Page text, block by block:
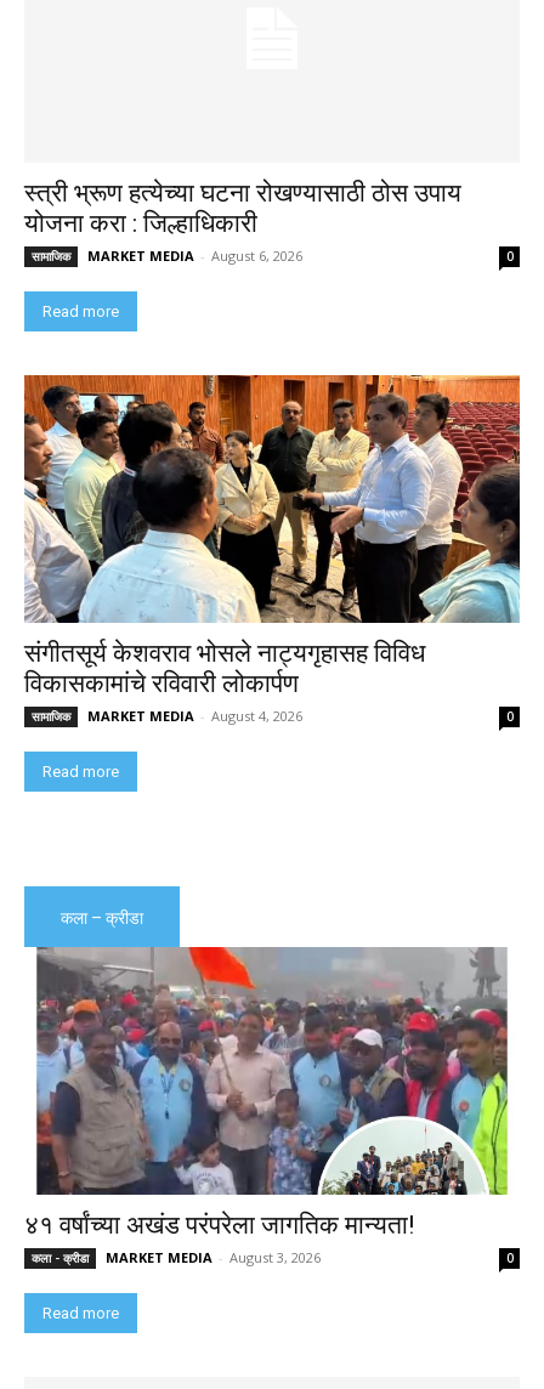
स्त्री भ्रूण हत्येच्या घटना रोखण्यासाठी ठोस उपाय
योजना करा : जिल्हाधिकारी
सामाजिक MARKET MEDIA - August 6, 2026 0
Read more
संगीतसूर्य केशवराव भोसले नाट्यगृहासह विविध
विकासकामांचे रविवारी लोकार्पण
सामाजिक MARKET MEDIA - August 4, 2026 0
Read more
कला – क्रीडा
४१ वर्षांच्या अखंड परंपरेला जागतिक मान्यता!
कला - क्रीडा MARKET MEDIA - August 3, 2026 0
Read more